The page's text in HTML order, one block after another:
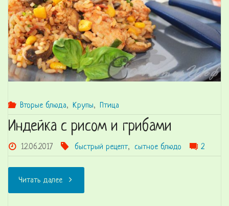
кунжутом"
Вторые блюда, Крупы, Птица
Индейка с рисом и грибами
12.06.2017 быстрый рецепт, сытное блюдо 2
Читать далее"Индейка